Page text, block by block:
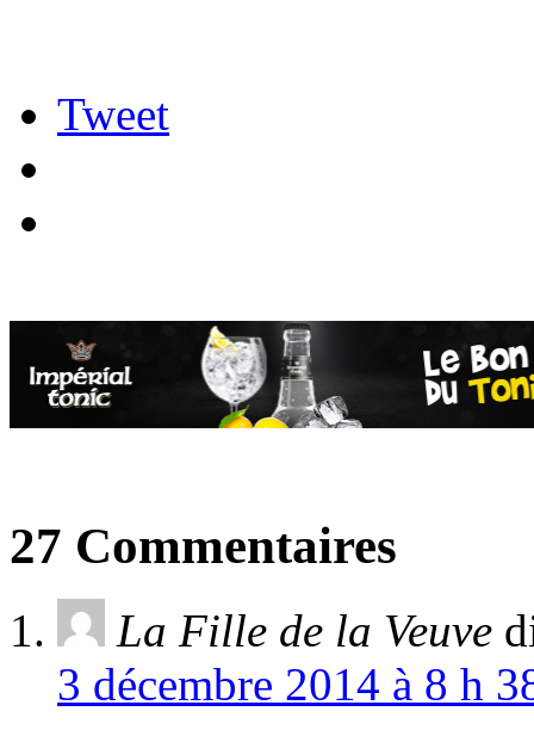
Tweet
27 Commentaires
La Fille de la Veuve
3 décembre 2014 à 8 h